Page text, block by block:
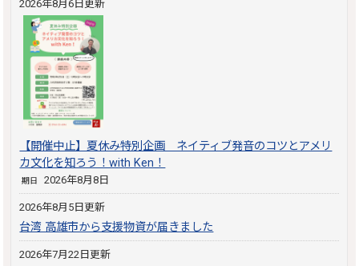
2026年8月6日更新
【開催中止】夏休み特別企画 ネイティブ発音のコツとアメリ
カ文化を知ろう！with Ken！
期日 2026年8月8日
2026年8月5日更新
台湾 高雄市から支援物資が届きました
2026年7月22日更新